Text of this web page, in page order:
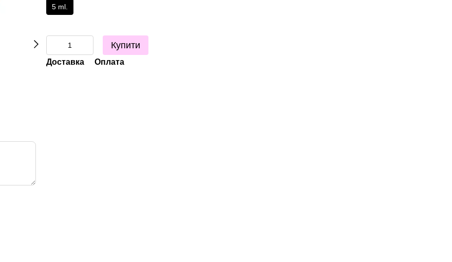
5 ml.
Купити
Доставка Оплата